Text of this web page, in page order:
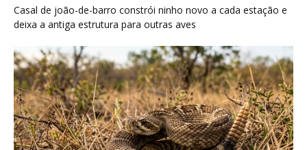
Casal de joão-de-barro constrói ninho novo a cada estação e
deixa a antiga estrutura para outras aves